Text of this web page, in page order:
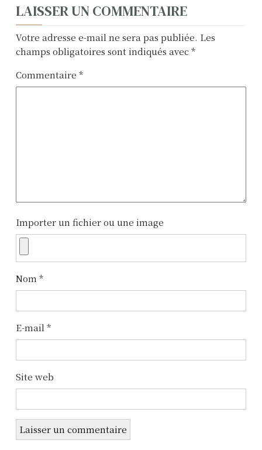
N
a
v
i
n
d
e
l
a
r
t
i
c
l
LAISSER UN COMMENTAIRE
Votre adresse e-mail ne sera pas publiée. Les
champs obligatoires sont indiqués avec*
Commentaire *
Importer un fichier ou une image
Nom *
E-mail *
Site web